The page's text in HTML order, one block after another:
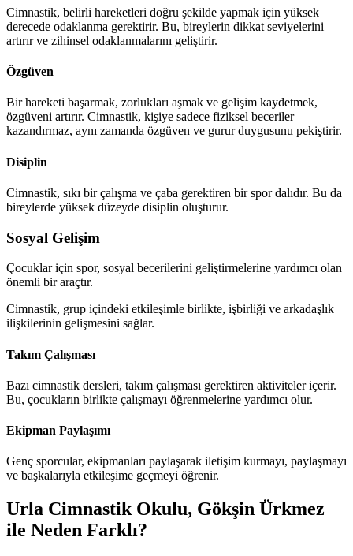
Cimnastik, belirli hareketleri doğru şekilde yapmak için yüksek
derecede odaklanma gerektirir. Bu, bireylerin dikkat seviyelerini
artırır ve zihinsel odaklanmalarını geliştirir.
Özgüven
Bir hareketi başarmak, zorlukları aşmak ve gelişim kaydetmek,
özgüveni artırır. Cimnastik, kişiye sadece fiziksel beceriler
kazandırmaz, aynı zamanda özgüven ve gurur duygusunu pekiştirir.
Disiplin
Cimnastik, sıkı bir çalışma ve çaba gerektiren bir spor dalıdır. Bu da
bireylerde yüksek düzeyde disiplin oluşturur.
Sosyal Gelişim
Çocuklar için spor, sosyal becerilerini geliştirmelerine yardımcı olan
önemli bir araçtır.
Cimnastik, grup içindeki etkileşimle birlikte, işbirliği ve arkadaşlık
ilişkilerinin gelişmesini sağlar.
Takım Çalışması
Bazı cimnastik dersleri, takım çalışması gerektiren aktiviteler içerir.
Bu, çocukların birlikte çalışmayı öğrenmelerine yardımcı olur.
Ekipman Paylaşımı
Genç sporcular, ekipmanları paylaşarak iletişim kurmayı, paylaşmayı
ve başkalarıyla etkileşime geçmeyi öğrenir.
Urla Cimnastik Okulu, Gökşin Ürkmez
ile Neden Farklı?